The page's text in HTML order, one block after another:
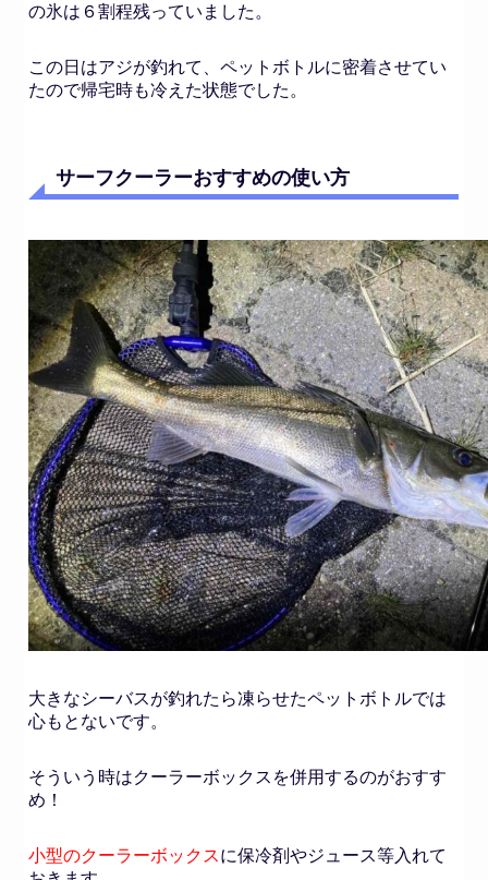
の氷は６割程残っていました。
この日はアジが釣れて、ペットボトルに密着させてい
たので帰宅時も冷えた状態でした。
サーフクーラーおすすめの使い方
大きなシーバスが釣れたら凍らせたペットボトルでは
心もとないです。
そういう時はクーラーボックスを併用するのがおすす
め！
小型のクーラーボックスに保冷剤やジュース等入れて